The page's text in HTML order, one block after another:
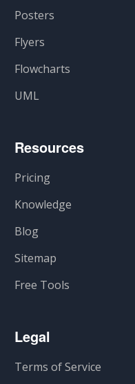
Posters
Flyers
Flowcharts
UML
Resources
Pricing
Knowledge
Blog
Sitemap
Free Tools
Legal
Terms of Service